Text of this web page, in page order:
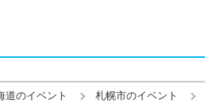
道のイベント 札幌市のイベント